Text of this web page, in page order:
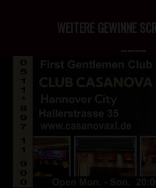
WEITERE GEWINNE
………..